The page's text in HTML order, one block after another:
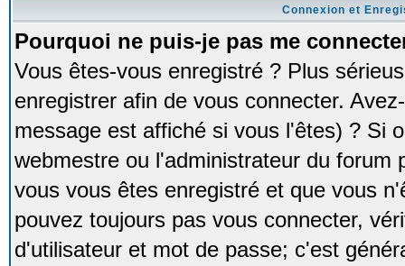
Connexion et
Pourquoi ne puis-je pas me
Vous êtes-vous enregistré ? Plus
enregistrer afin de vous connecter.
message est affiché si vous l'êtes) ? Si
webmestre ou l'administrateur du forum
vous vous êtes enregistré et que vous
pouvez toujours pas vous connecter,
d'utilisateur et mot de passe; c'est